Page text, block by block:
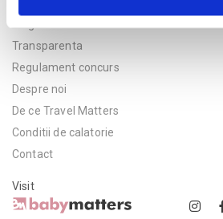
Transparenta
Regulament concurs
Despre noi
De ce Travel Matters
Conditii de calatorie
Contact
Visit